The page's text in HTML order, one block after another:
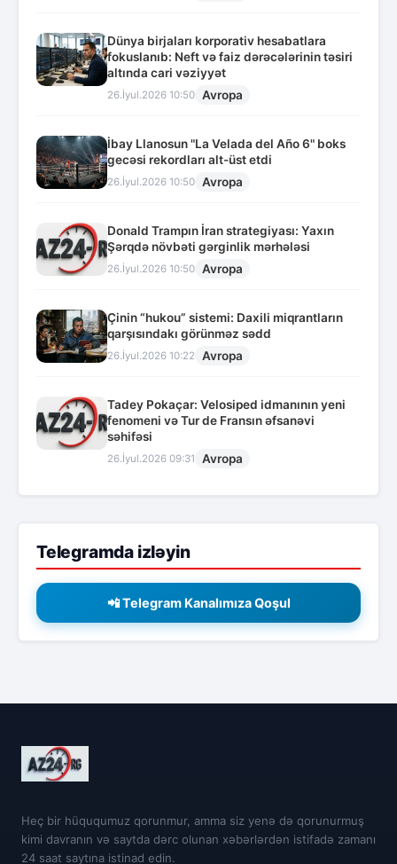
Dünya birjaları korporativ hesabatlara
fokuslanıb: Neft və faiz dərəcələrinin təsiri
altında cari vəziyyət
26.İyul.2026 10:50 Avropa
İbay Llanosun "La Velada del Año 6" boks
gecəsi rekordları alt-üst etdi
26.İyul.2026 10:50 Avropa
Donald Trampın İran strategiyası: Yaxın
Şərqdə növbəti gərginlik mərhələsi
26.İyul.2026 10:50 Avropa
Çinin “hukou” sistemi: Daxili miqrantların
qarşısındakı görünməz sədd
26.İyul.2026 10:22 Avropa
Tadey Pokaçar: Velosiped idmanının yeni
fenomeni və Tur de Fransın əfsanəvi
səhifəsi
26.İyul.2026 09:31 Avropa
Telegramda izləyin
📲 Telegram Kanalımıza Qoşul
Heç bir hüququmuz qorunmur, amma siz yenə də qorunurmuş
kimi davranın və saytda dərc olunan xəbərlərdən istifadə zamanı
24 saat saytına istinad edin.